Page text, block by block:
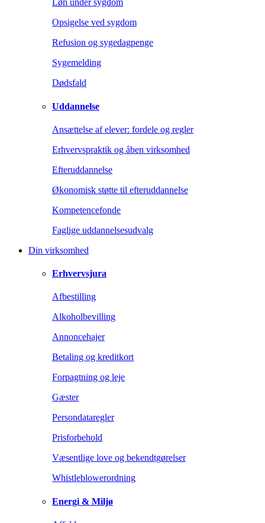
Løn under sygdom
Opsigelse ved sygdom
Refusion og sygedagpenge
Sygemelding
Dødsfald
Uddannelse
Ansættelse af elever: fordele og regler
Erhvervspraktik og åben virksomhed
Efteruddannelse
Økonomisk støtte til efteruddannelse
Kompetencefonde
Faglige uddannelsesudvalg
Din virksomhed
Erhvervsjura
Afbestilling
Alkoholbevilling
Annoncehajer
Betaling og kreditkort
Forpagtning og leje
Gæster
Persondataregler
Prisforbehold
Væsentlige love og bekendtgørelser
Whistleblowerordning
Energi & Miljø